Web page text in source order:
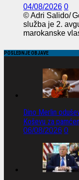
04/08/2026 0
© Adri Salido/
služba je 2.
marokanske
POSLEDNJE OBJAVE
Dino Merlin
Koševu za
06/08/2026 0